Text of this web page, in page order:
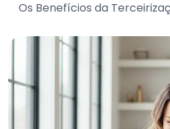
Os Benefícios da